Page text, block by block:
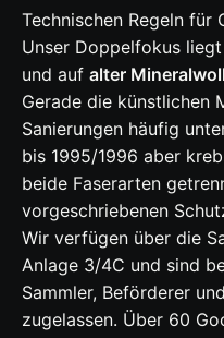
Technischen Regeln für
Unser Doppelfokus
und auf alter
Gerade die künstlichen
Sanierungen häufig
bis 1995/1996 aber
beide Faserarten
vorgeschriebenen
Wir verfügen über die
Anlage 3/4C und sind
Sammler, Beförderer
zugelassen. Über 60